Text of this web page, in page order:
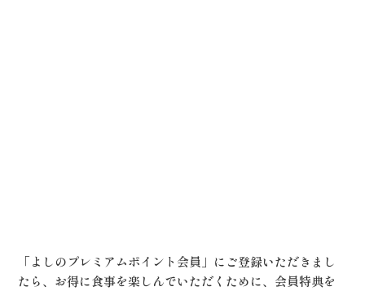
「よしのプレミアムポイント会員」にご登録いただきまし
たら、お得に食事を楽しんでいただくために、会員特典を